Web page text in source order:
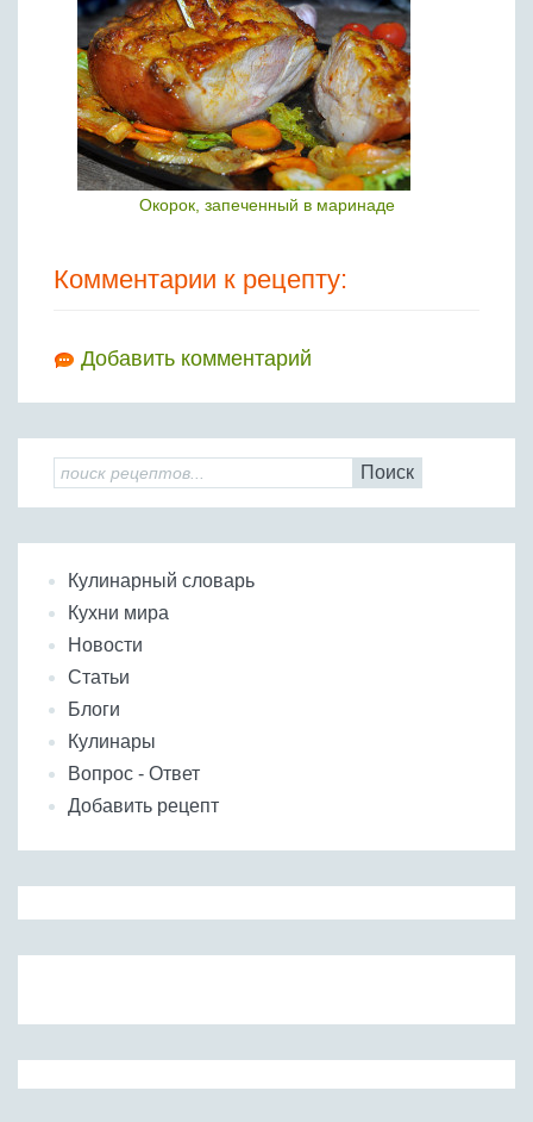
Окорок, запеченный в маринаде
Комментарии к рецепту:
Добавить комментарий
Поиск
Кулинарный словарь
Кухни мира
Новости
Статьи
Блоги
Кулинары
Вопрос - Ответ
Добавить рецепт